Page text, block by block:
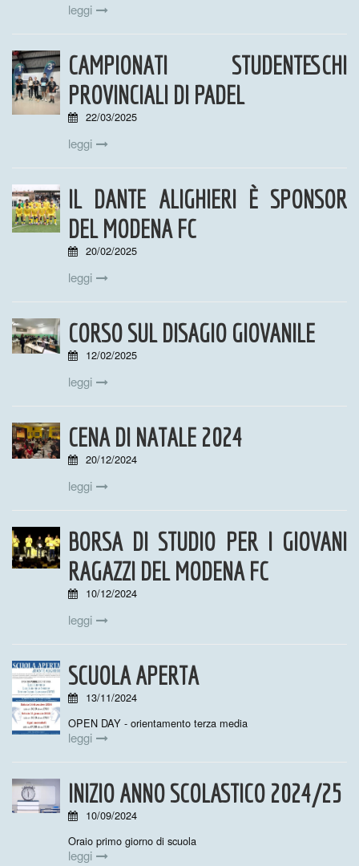
leggi
CAMPIONATI STUDENTESCHI
PROVINCIALI DI PADEL
22/03/2025
leggi
IL DANTE ALIGHIERI È SPONSOR
DEL MODENA FC
20/02/2025
leggi
CORSO SUL DISAGIO GIOVANILE
12/02/2025
leggi
CENA DI NATALE 2024
20/12/2024
leggi
BORSA DI STUDIO PER I GIOVANI
RAGAZZI DEL MODENA FC
10/12/2024
leggi
SCUOLA APERTA
13/11/2024
OPEN DAY - orientamento terza media
leggi
INIZIO ANNO SCOLASTICO 2024/25
10/09/2024
Oraio primo giorno di scuola
leggi